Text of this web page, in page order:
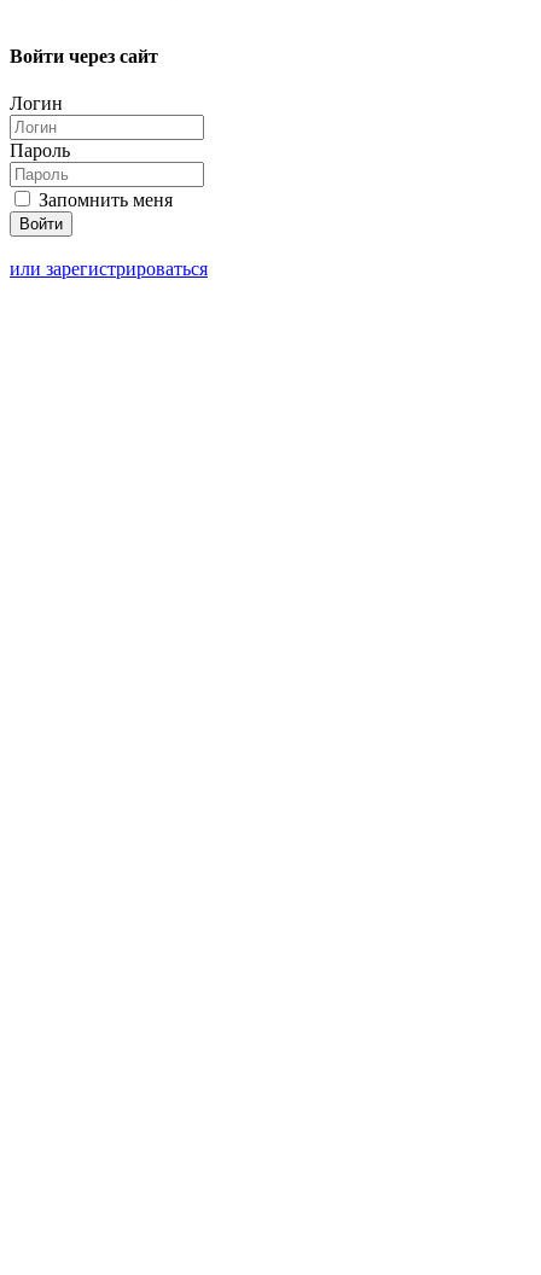
Войти через сайт
Логин
Пароль
Запомнить меня
или зарегистрироваться